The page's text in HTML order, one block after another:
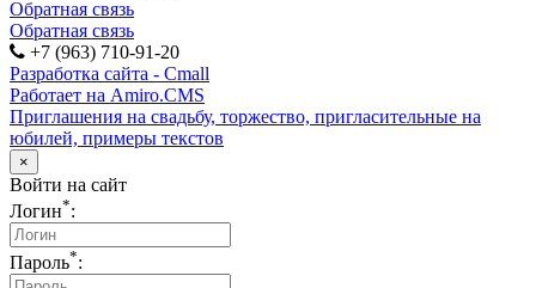
Обратная связь
Обратная связь
+7 (963) 710-91-20
Разработка сайта - Cmall
Работает на Amiro.CMS
Приглашения на свадьбу, торжество, пригласительные на
юбилей, примеры текстов
×
Войти на сайт
Логин*:
Пароль*: